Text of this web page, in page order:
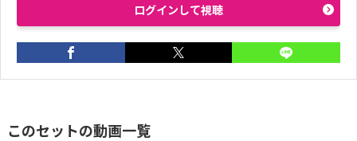
ログインして視聴
このセットの動画一覧